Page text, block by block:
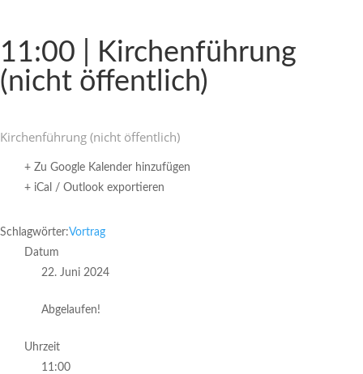
11:00 | Kirchen­füh­rung
(nicht öffentlich)
Kirchen­füh­rung (nicht öffentlich)
+ Zu Google Kalender hinzufügen
+ iCal / Outlook exportieren
Schlagwörter:Vortrag
Datum
22. Juni 2024
Abgelaufen!
Uhrzeit
11:00